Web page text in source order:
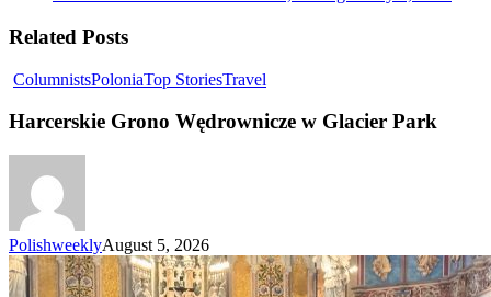
Related Posts
ColumnistsPoloniaTop StoriesTravel
Harcerskie Grono Wędrownicze w Glacier Park
PolishweeklyAugust 5, 2026